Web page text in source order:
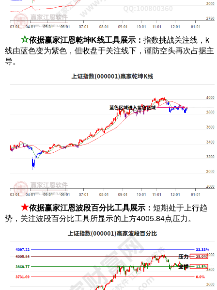
☆依据赢家江恩乾坤K线工具展示： 指数挑战关注线，k
线由蓝色变为紫色，但收盘于关注线下，谨防空头再次占据主
导。
★依据赢家江恩波段百分比工具展示： 短期处于上行趋
势，关注波段百分比工具所显示的上方4005.84点压力。